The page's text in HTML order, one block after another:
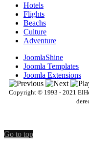
Hotels
Flights
Beachs
Culture
Adventure
JoomlaShine
Joomla Templates
Joomla Extensions
Copyright © 1993 - 2021
Go to top